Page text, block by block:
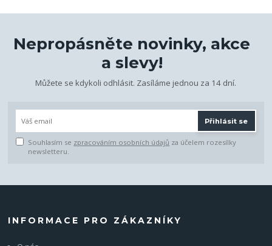
Nepropásněte novinky, akce
a slevy!
Můžete se kdykoli odhlásit. Zasíláme jednou za 14 dní.
Přihlásit se
Souhlasím se zpracováním osobních údajů za účelem rozesílky
newsletteru.
INFORMACE PRO ZÁKAZNÍKY